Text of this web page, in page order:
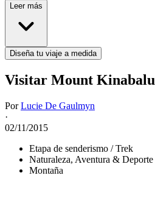
Leer más
Diseña tu viaje a medida
Visitar Mount Kinabalu
PorLucie De Gaulmyn
·
02/11/2015
Etapa de senderismo / Trek
Naturaleza, Aventura & Deporte
Montaña